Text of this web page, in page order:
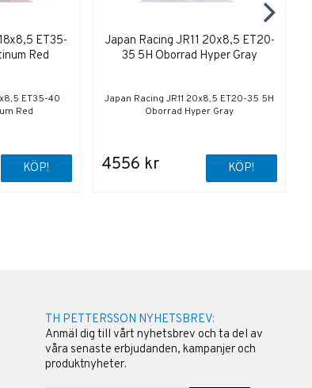
ET35-
Red
ET35-40
Red
KÖP!
Japan Racing JR11 20x8,5 ET20-
35 5H Oborrad Hyper Gray
Japan Racing JR11 20x8,5 ET20-35 5H
Oborrad Hyper Gray
4556 kr KÖP!
TH PETTERSSON NYHETSBREV:
Anmäl dig till vårt nyhetsbrev och ta del av
våra senaste erbjudanden, kampanjer och
produktnyheter.